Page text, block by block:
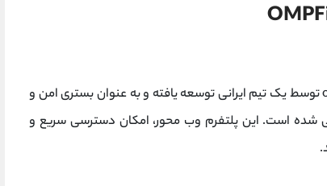
سایت صرافی OMPFinex با آدرس ompfinex.com توسط یک تیم ایرانی توسعه یافته و به عنوان بستری امن و
شده است. این پلتفرم وب‌ محور، امکان دسترسی سریع و